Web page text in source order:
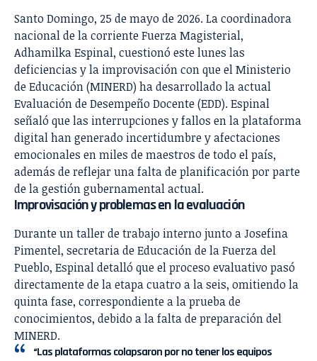
Santo Domingo, 25 de mayo de 2026. La coordinadora
nacional de la corriente Fuerza Magisterial,
Adhamilka Espinal, cuestionó este lunes las
deficiencias y la improvisación con que el Ministerio
de Educación (MINERD) ha desarrollado la actual
Evaluación de Desempeño Docente (EDD). Espinal
señaló que las interrupciones y fallos en la plataforma
digital han generado incertidumbre y afectaciones
emocionales en miles de maestros de todo el país,
además de reflejar una falta de planificación por parte
de la gestión gubernamental actual.
Improvisación y problemas en la evaluación
Durante un taller de trabajo interno junto a Josefina
Pimentel, secretaria de Educación de la Fuerza del
Pueblo, Espinal detalló que el proceso evaluativo pasó
directamente de la etapa cuatro a la seis, omitiendo la
quinta fase, correspondiente a la prueba de
conocimientos, debido a la falta de preparación del
MINERD.
“Las plataformas colapsaron por no tener los equipos